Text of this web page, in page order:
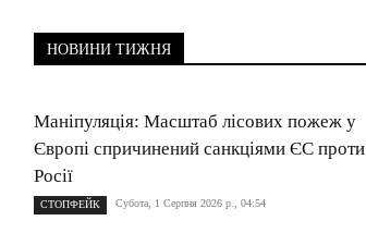
НОВИНИ ТИЖНЯ
Маніпуляція: Масштаб лісових пожеж у
Європі спричинений санкціями ЄС проти
Росії
СТОПФЕЙК Субота, 1 Серпня 2026 р., 04:54